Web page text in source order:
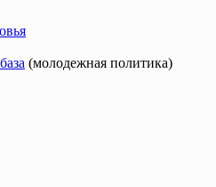
(молодежная политика)